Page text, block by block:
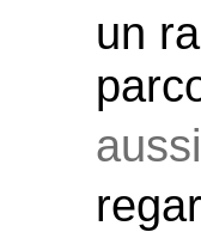
un
aussi